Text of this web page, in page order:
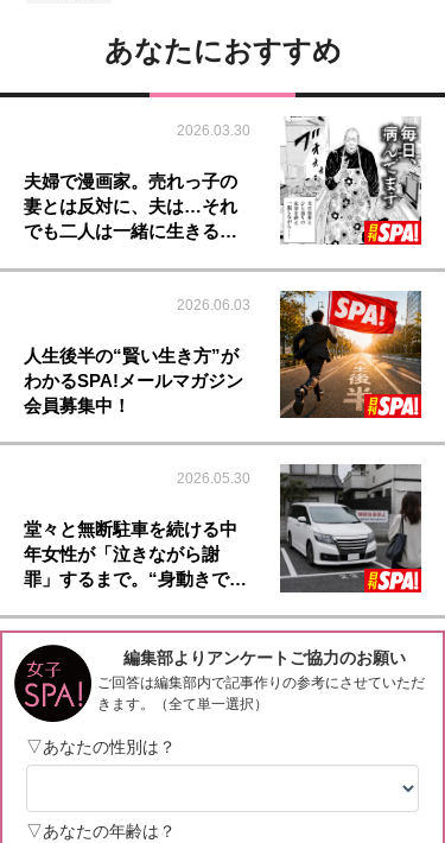
あなたにおすすめ
2026.03.30
夫婦で漫画家。売れっ子の
妻とは反対に、夫は…それ
でも二人は一緒に生きる…
2026.06.03
人生後半の“賢い生き方”が
わかるSPA!メールマガジン
会員募集中！
2026.05.30
堂々と無断駐車を続ける中
年女性が「泣きながら謝
罪」するまで。“身動きで…